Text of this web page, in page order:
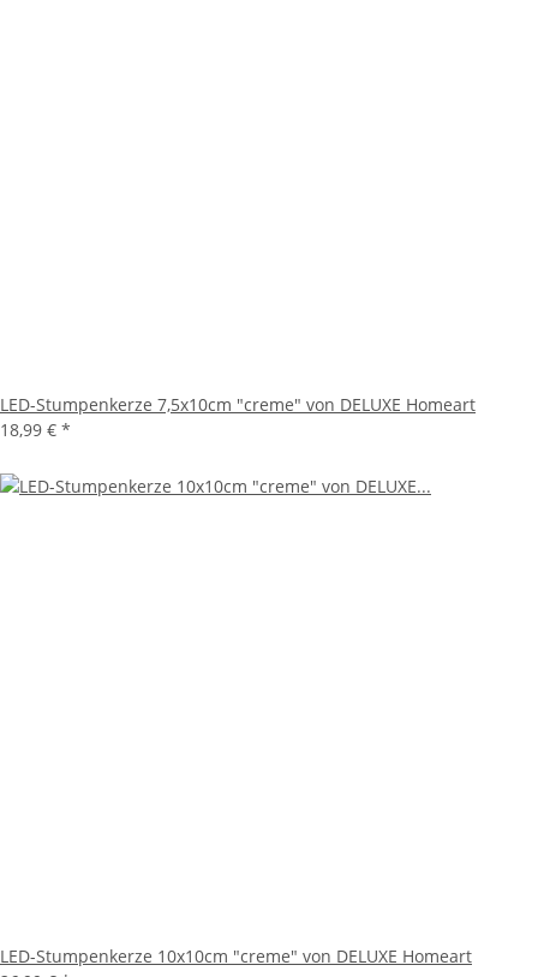
LED-Stumpenkerze 7,5x10cm "creme" von DELUXE Homeart
18,99 € *
LED-Stumpenkerze 10x10cm "creme" von DELUXE Homeart